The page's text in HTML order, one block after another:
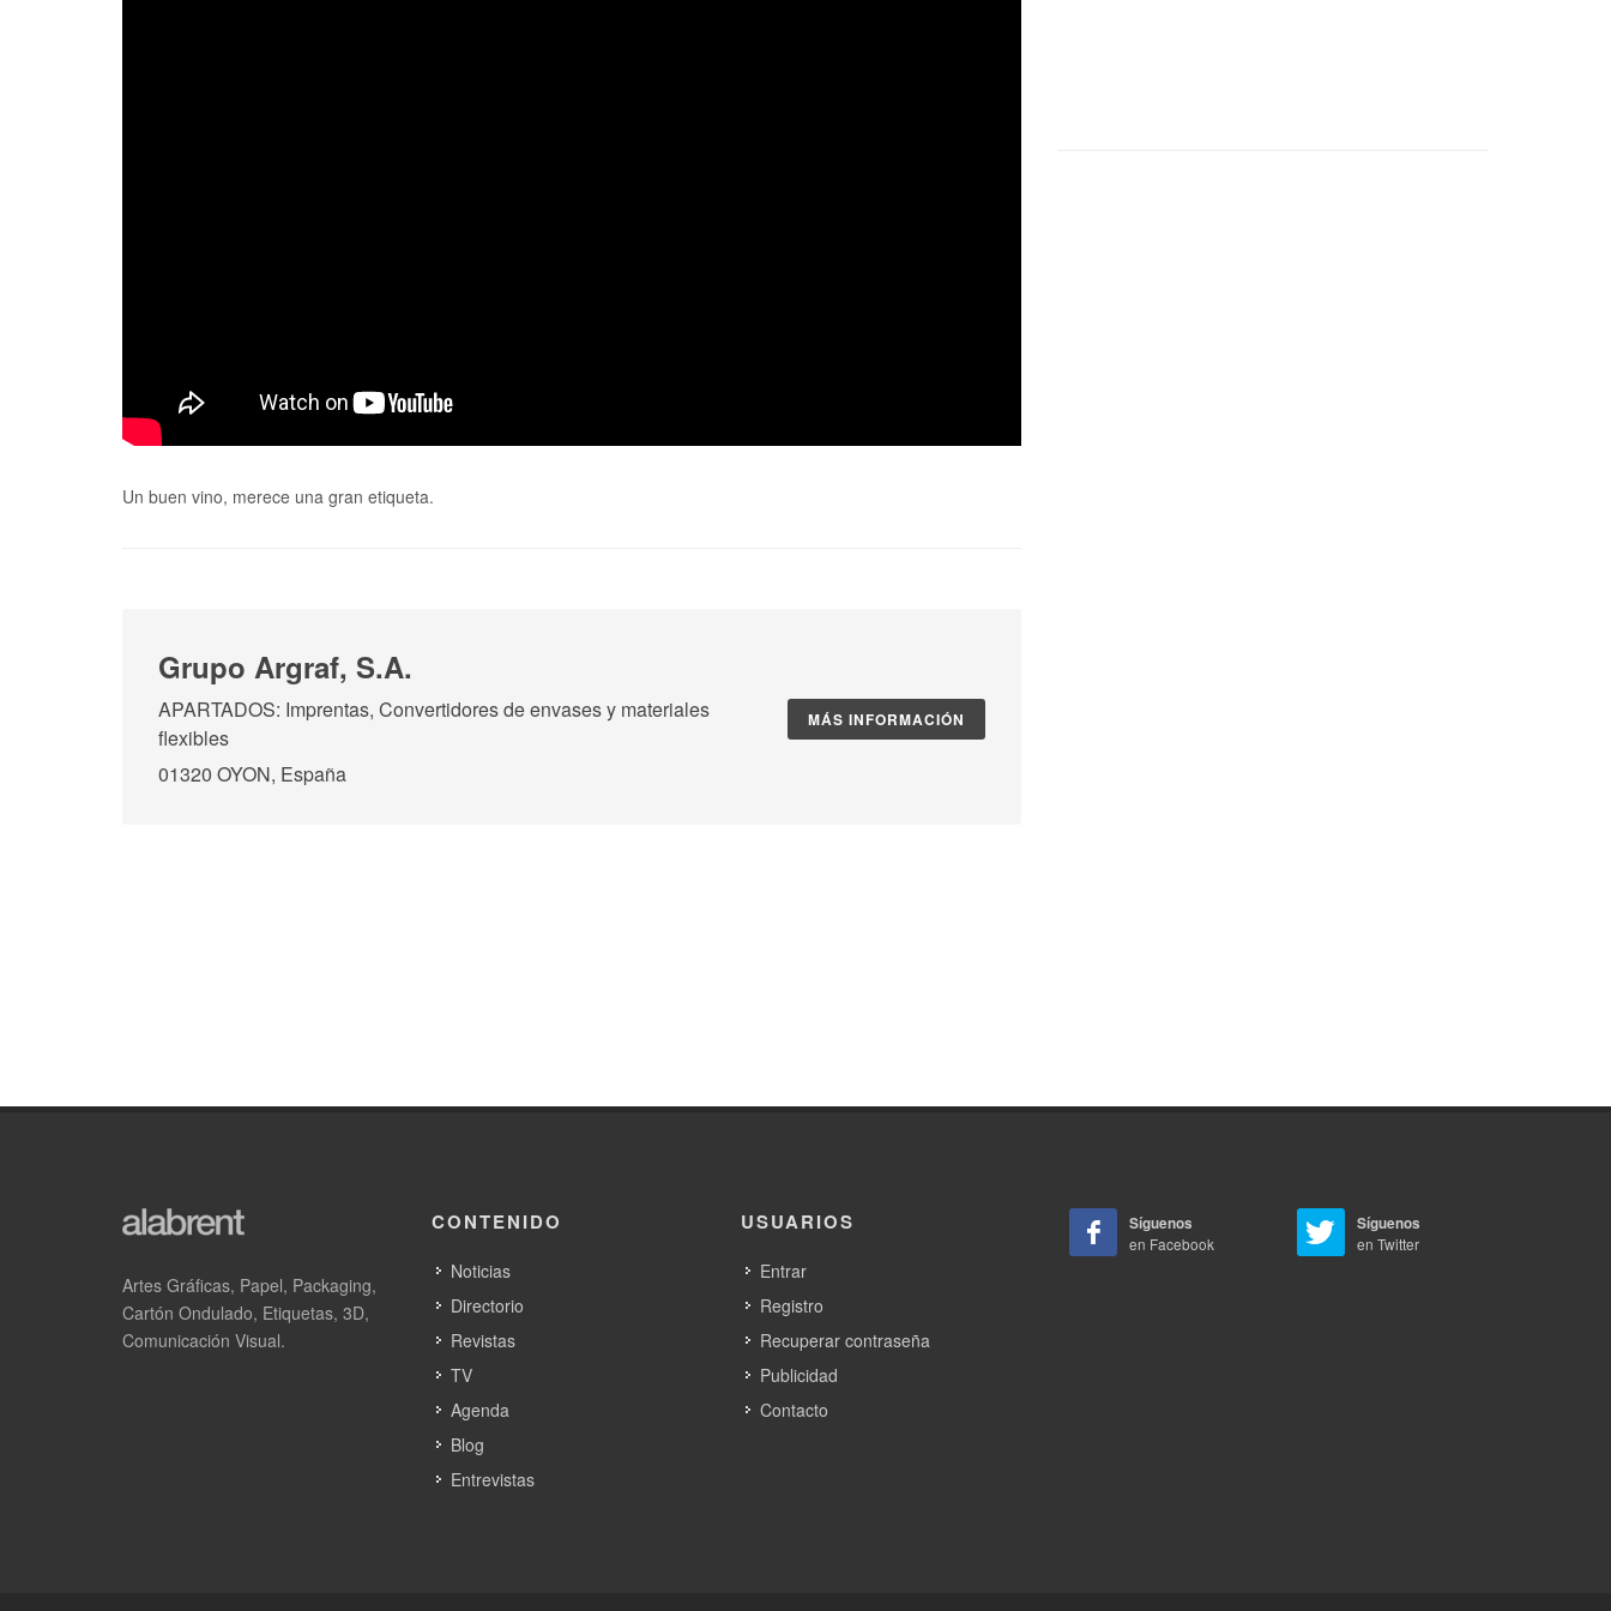
Un buen vino, merece una gran etiqueta.
Grupo Argraf, S.A.
APARTADOS: Imprentas, Convertidores de envases y materiales
flexibles
01320 OYON, España
MÁS INFORMACIÓN
Artes Gráficas, Papel, Packaging,
Cartón Ondulado, Etiquetas, 3D,
Comunicación Visual.
CONTENIDO
Noticias
Directorio
Revistas
TV
Agenda
Blog
Entrevistas
USUARIOS
Entrar
Registro
Recuperar contraseña
Publicidad
Contacto
Síguenos
en Facebook
Síguenos
en Twitter